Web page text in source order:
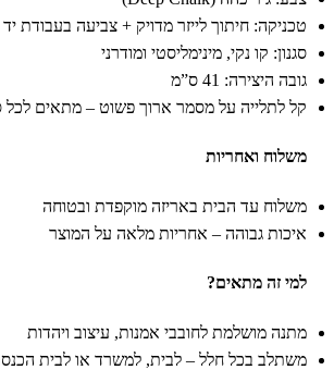
טכניקה: חיתוך לייזר מדויק + צביעה בעבודת יד
סגנון: קו נקי, מינימליסטי ומודרני
גובה היצירה: 41 ס”מ
קל לתלייה על מסמר ארוך פשוט – מתאים לכל
משלוח ואחריות
משלוח עד הבית באריזה מוקפדת ובטוחה
איכות גבוהה – אחריות מלאה על המוצר
למי זה מתאים?
מתנה מושלמת לחובבי אמנות, עיצוב ויהדות
משתלב בכל חלל – לבית, למשרד או לבית